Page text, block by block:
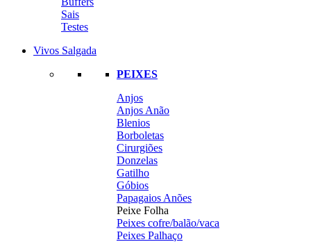
Sais
Testes
Vivos Salgada
PEIXES
Anjos
Anjos Anão
Blenios
Borboletas
Cirurgiões
Donzelas
Gatilho
Góbios
Papagaios Anões
Peixe Folha
Peixes cofre/balão/vaca
Peixes Palhaço